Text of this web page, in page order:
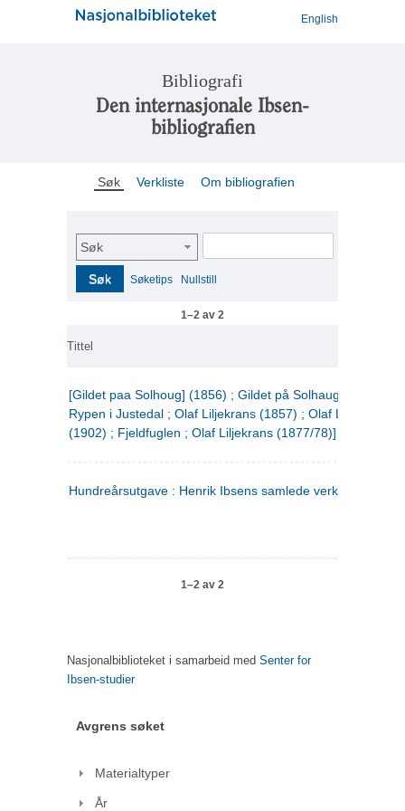
English
Bibliografi
Den internasjonale Ibsen-
bibliografien
Søk Verkliste Om bibliografien
Søk
Søk Søketips Nullstill
1–2 av 2
Tittel
[Gildet paa Solhoug] (1856) ; Gildet på Solhaug (1883) ;
Rypen i Justedal ; Olaf Liljekrans (1857) ; Olaf Liljekrans
(1902) ; Fjeldfuglen ; Olaf Liljekrans (1877/78)]
Hundreårsutgave : Henrik Ibsens samlede verker. 3
1–2 av 2
Nasjonalbiblioteket i samarbeid med Senter for
Ibsen-studier
Avgrens søket
Materialtyper
År